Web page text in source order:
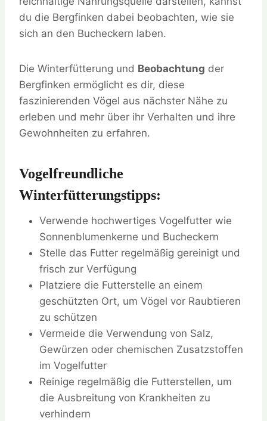
du die Bergfinken dabei beobachten, wie sie
sich an den Bucheckern laben.
Die Winterfütterung und Beobachtung der
Bergfinken ermöglicht es dir, diese
faszinierenden Vögel aus nächster Nähe zu
erleben und mehr über ihr Verhalten und ihre
Gewohnheiten zu erfahren.
Vogelfreundliche
Winterfütterungstipps:
Verwende hochwertiges Vogelfutter wie
Sonnenblumenkerne und Bucheckern
Stelle das Futter regelmäßig gereinigt und
frisch zur Verfügung
Platziere die Futterstelle an einem
geschützten Ort, um Vögel vor Raubtieren
zu schützen
Vermeide die Verwendung von Salz,
Gewürzen oder chemischen Zusatzstoffen
im Vogelfutter
Reinige regelmäßig die Futterstellen, um
die Ausbreitung von Krankheiten zu
verhindern